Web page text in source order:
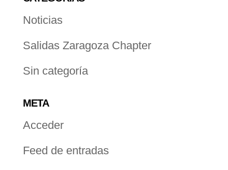
Noticias
Salidas Zaragoza Chapter
Sin categoría
META
Acceder
Feed de entradas